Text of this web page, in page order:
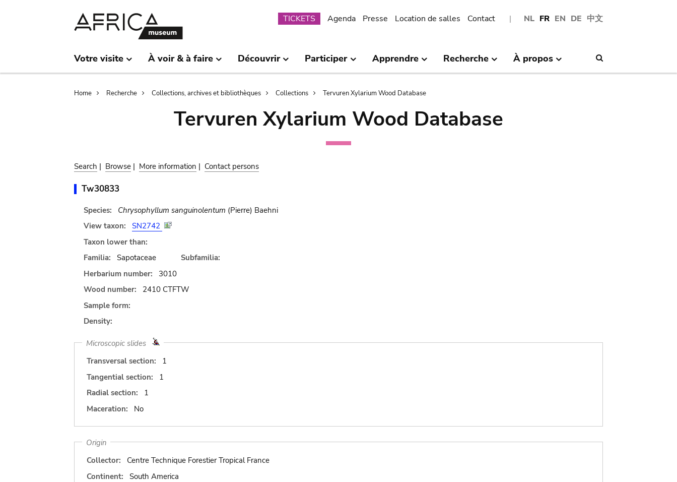
NL FR EN DE 中文
Submenu
TICKETS Agenda Presse Location de salles Contact
Votre visite À voir & à faire Découvrir Participer Apprendre Recherche À propos
Breadcrumb
Home Recherche Collections, archives et bibliothèques Collections Tervuren Xylarium Wood Database
Tervuren Xylarium Wood Database
Search | Browse | More information | Contact persons
Tw30833
Species: Chrysophyllum sanguinolentum (Pierre) Baehni
View taxon:
SN2742
Taxon lower than:
Familia:
Sapotaceae
Subfamilia:
Herbarium number:
3010
Wood number:
2410 CTFTW
Sample form:
Density:
Microscopic slides
Transversal section:
1
Tangential section:
1
Radial section:
1
Maceration:
No
Origin
Collector:
Centre Technique Forestier Tropical France
Continent:
South America